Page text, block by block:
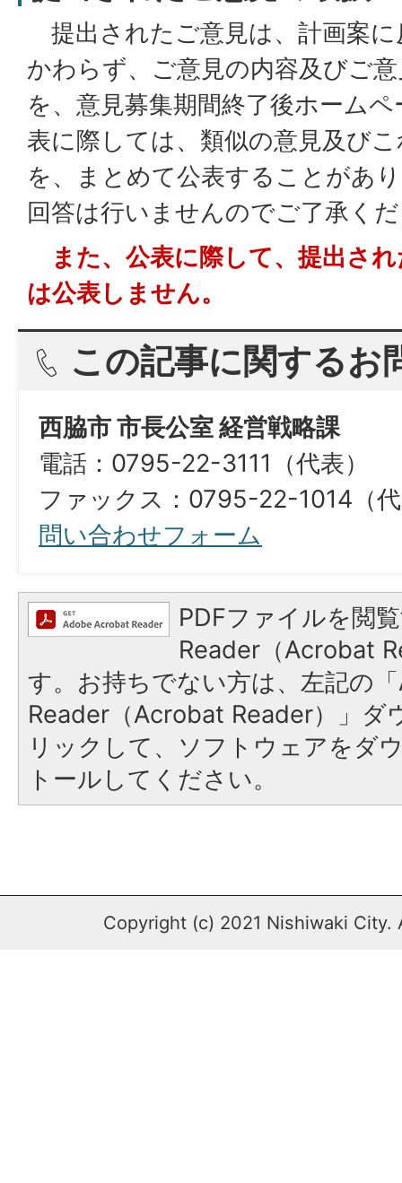
提出されたご意見は、計画案
かわらず、ご意見の内容及びご
を、意見募集期間終了後ホーム
表に際しては、類似の意見及び
を、まとめて公表することがあ
回答は行いませんのでご了承く
また、公表に際して、提出さ
は公表しません。
この記事に関するお
西脇市 市長公室 経営戦略課
電話：0795-22-3111（代表）
ファックス：0795-22-1014（
問い合わせフォーム
PDFファイルを閲
Reader（Acrobat
す。お持ちでない方は、左記の
Reader（Acrobat Reader）」ダ
リックして、ソフトウェアをダ
トールしてください。
Copyright (c) 2021 Nishiwaki City.